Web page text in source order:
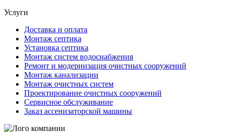
Услуги
Доставка и оплата
Монтаж септика
Установка септика
Монтаж систем водоснабжения
Ремонт и модернизация очистных сооружений
Монтаж канализации
Монтаж очистных систем
Проектирование очистных сооружений
Сервисное обслуживание
Заказ ассенизаторской машины